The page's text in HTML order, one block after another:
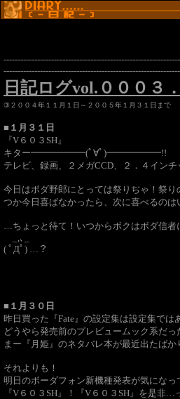
日記ログvol.０００３．
③２００４年１１月１日～２００５年１月３１日まで
■１月３１日
『V６０３SH』
キター━━━━━━(ﾟ∀ﾟ)━━━━━━!!
テレビ、録画、２メガCCD、２．４インチ
今日はボダ野郎にとっては祭りぢゃ！祭り
つか今日喜ばなかったら、次に喜べるの
…ちょっと待て！いつからボクはボダ信者
_,､_
( ﾟДﾟ) …？
■１月３０日
昨日買った『Fate』の設定集は設定集では
どうやら発売前のプレビュームック系だっ
まー『月姫』のネタバレ本が最近出たばか
それよりも！
明日のボーダフォン新機種発表が気になっ
『V６０３SH』！『V６０３SH』を是非…